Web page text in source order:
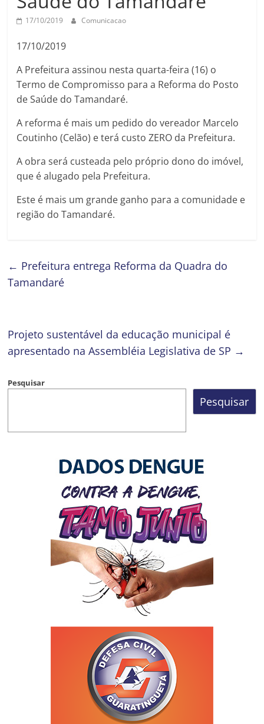
17/10/2019 Comunicacao
17/10/2019
A Prefeitura assinou nesta quarta-feira (16) o
Termo de Compromisso para a Reforma do Posto
de Saúde do Tamandaré.
A reforma é mais um pedido do vereador Marcelo
Coutinho (Celão) e terá custo ZERO da Prefeitura.
A obra será custeada pelo próprio dono do imóvel,
que é alugado pela Prefeitura.
Este é mais um grande ganho para a comunidade e
região do Tamandaré.
← Prefeitura entrega Reforma da Quadra do
Tamandaré
Projeto sustentável da educação municipal é
apresentado na Assembléia Legislativa de SP →
Pesquisar
Pesquisar